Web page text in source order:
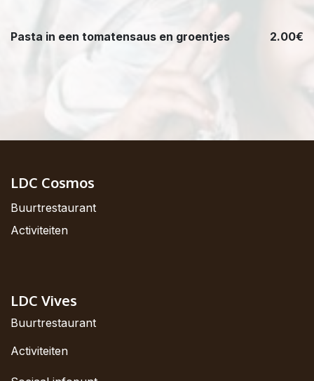
Pasta in een tomatensaus en groentjes 2.00€
LDC Cosmos
Buurtrestaurant
Activiteiten
LDC Vives
Buurtrestaurant
Activiteiten